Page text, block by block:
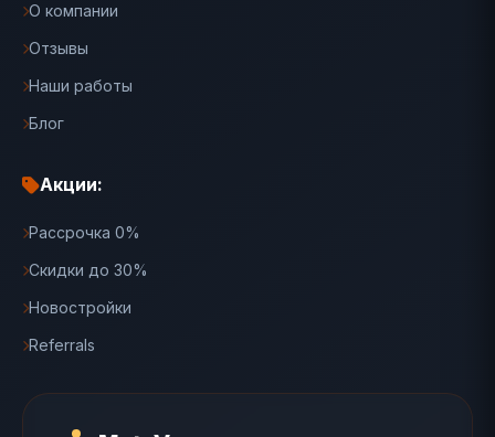
О компании
Отзывы
Наши работы
Блог
Акции:
Рассрочка 0%
Скидки до 30%
Новостройки
Referrals